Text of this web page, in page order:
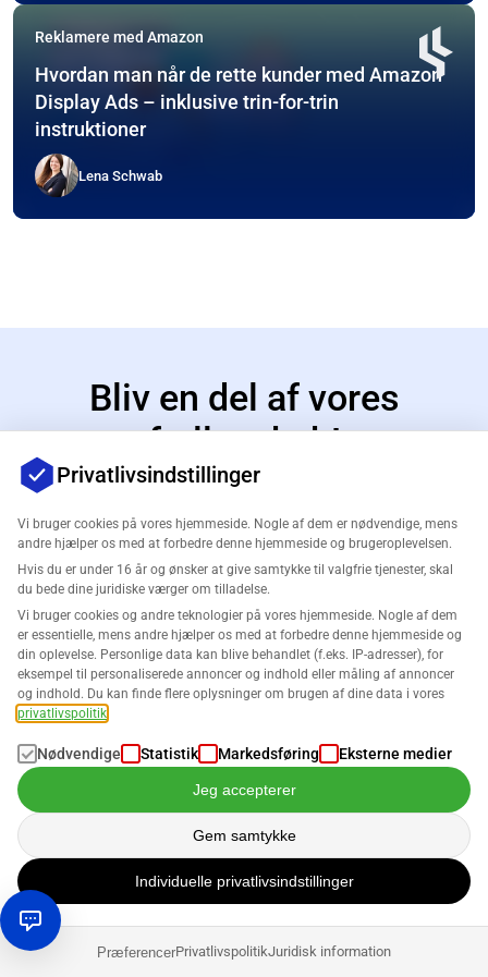
Reklamere med Amazon
Hvordan man når de rette kunder med Amazon
Display Ads – inklusive trin-for-trin
instruktioner
Lena Schwab
Bliv en del af vores
fællesskab!
Kontakter
+49 211 900 64 120
[email protected]
Virksomhed
Privatlivsindstillinger
Vi bruger cookies på vores hjemmeside. Nogle af dem er nødvendige, mens
andre hjælper os med at forbedre denne hjemmeside og brugeroplevelsen.
Hvis du er under 16 år og ønsker at give samtykke til valgfrie tjenester, skal
du bede dine juridiske værger om tilladelse.
Vi bruger cookies og andre teknologier på vores hjemmeside. Nogle af dem
er essentielle, mens andre hjælper os med at forbedre denne hjemmeside og
din oplevelse. Personlige data kan blive behandlet (f.eks. IP-adresser), for
eksempel til personaliserede annoncer og indhold eller måling af annoncer
og indhold. Du kan finde flere oplysninger om brugen af dine data i vores
privatlivspolitik
Nødvendige Statistik Markedsføring Eksterne medier
Jeg accepterer
Gem samtykke
Individuelle privatlivsindstillinger
PræferencerPrivatlivspolitikJuridisk information